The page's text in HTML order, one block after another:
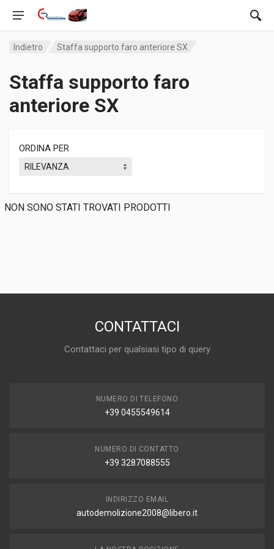
Indietro Staffa supporto faro anteriore SX
Staffa supporto faro
anteriore SX
ORDINA PER
NON SONO STATI TROVATI PRODOTTI
CONTATTACI
Contattaci per qualsiasi tipo di query
NUMERO DI TELEFONO
+39 0455549614
NUMERO DI CONTATTO
+39 3287088555
INDIRIZZO EMAIL
autodemolizione2008@libero.it